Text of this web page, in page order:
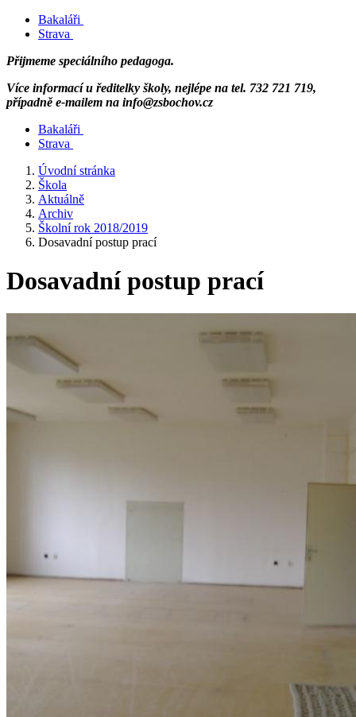
Bakaláři
Strava
Přijmeme speciálního pedagoga.
Více informací u ředitelky školy, nejlépe na tel. 732 721 719,
případně e-mailem na info@zsbochov.cz
Bakaláři
Strava
Úvodní stránka
Škola
Aktuálně
Archiv
Školní rok 2018/2019
Dosavadní postup prací
Dosavadní postup prací